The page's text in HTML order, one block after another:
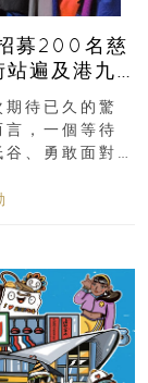
募200名慈
遍及港九
待已久的驚
，一個等待
、勇敢面對